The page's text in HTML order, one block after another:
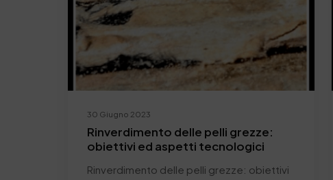
30 Giugno 2023
Rinverdimento delle pelli grezze:
obiettivi ed aspetti tecnologici
Rinverdimento delle pelli grezze: obiettivi